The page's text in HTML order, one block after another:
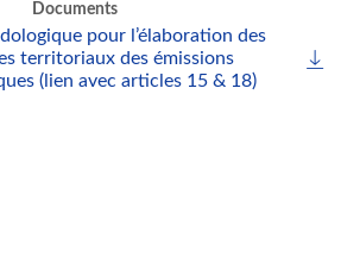
Documents
pour l’élaboration des
territoriaux des émissions
(lien avec articles 15 & 18)